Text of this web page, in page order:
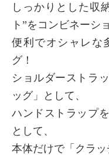
しっかりとした収
ト”をコンビネーシ
便利でオシャレな
グ！
ショルダーストラ
ッグ」として、
ハンドストラップ
として、
本体だけで「クラッ